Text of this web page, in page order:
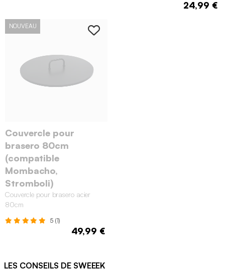
24,99 €
NOUVEAU
Couvercle pour
brasero 80cm
(compatible
Mombacho,
Stromboli)
Couvercle pour brasero acier
80cm
5 (1)
49,99 €
LES CONSEILS DE SWEEEK